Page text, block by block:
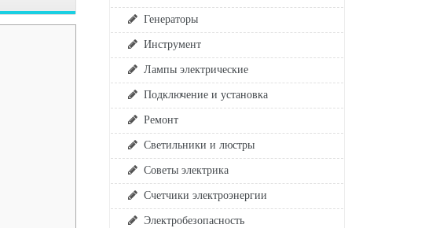
Генераторы
Инструмент
Лампы электрические
Подключение и установка
Ремонт
Светильники и люстры
Советы электрика
Счетчики электроэнергии
Электробезопасность